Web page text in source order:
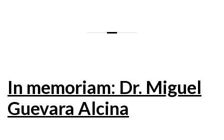
In memoriam: Dr. Miguel
Guevara Alcina